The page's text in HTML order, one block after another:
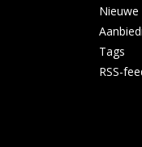
Tags
RSS-